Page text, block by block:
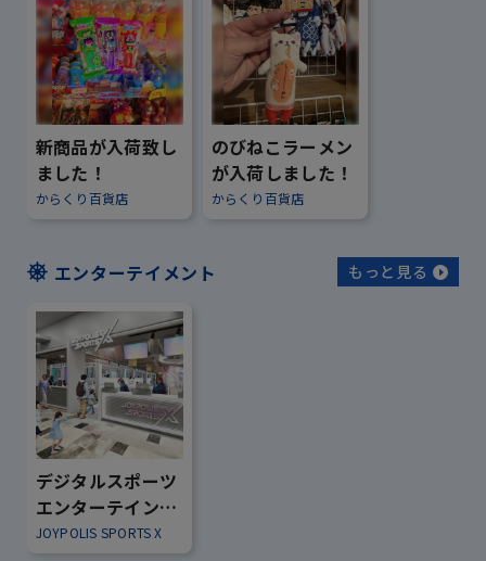
新商品が入荷致し
ました！
からくり百貨店
のびねこラーメン
が入荷しました！
からくり百貨店
エンターテイメント もっと見る
デジタルスポーツ
エンターテインメ
ント「ジョイポリ
JOYPOLIS SPORTS X